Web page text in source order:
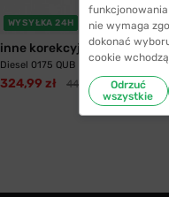
WYSYŁKA 24H
inne korekcyjne
Diesel 0175 QUB
324,99 zł 446,99 zł
nie wymaga
dokonać
cookie
Odrzuć
wszystkie